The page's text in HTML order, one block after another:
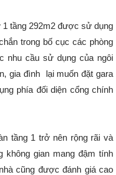
1 tầng 292m2 được sử dụng
trong bố cục các phòng
nhu cầu sử dụng của ngôi
gia đình lại muốn đặt gara
phía đối diện cổng chính
tầng 1 trở nên rộng rãi và
không gian mang đậm tính
cũng được đánh giá cao